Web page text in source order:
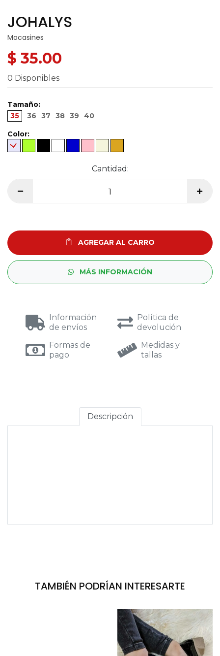
JOHALYS
Mocasines
$ 35.00
0 Disponibles
Tamaño:
35
36 37 38 39 40
Color:
Cantidad:
AGREGAR AL CARRO
MÁS INFORMACIÓN
Información
de envíos
Política de
devolución
Formas de
pago
Medidas y
tallas
Descripción
TAMBIÉN PODRÍAN INTERESARTE